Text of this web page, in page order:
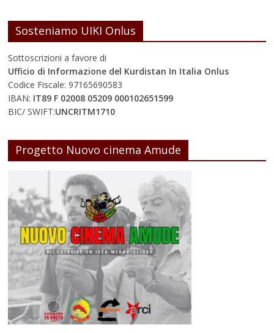
Sosteniamo UIKI Onlus
Sottoscrizioni a favore di
Ufficio di Informazione del Kurdistan In Italia Onlus
Codice Fiscale: 97165690583
IBAN: IT89 F 02008 05209 000102651599
BIC/ SWIFT:UNCRITM1710
Progetto Nuovo cinema Amude